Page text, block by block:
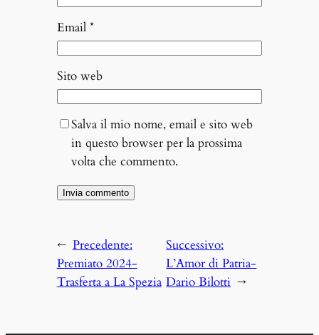
Email *
Sito web
Salva il mio nome, email e sito web
in questo browser per la prossima
volta che commento.
← Precedente:
Premiato 2024-
Trasferta a La Spezia
Successivo:
L’Amor di Patria-
Dario Bilotti →